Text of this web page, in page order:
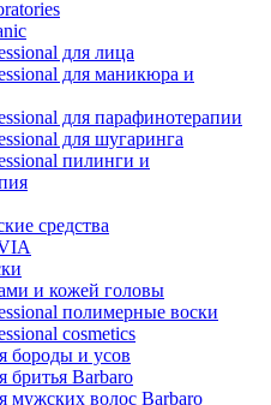
для лица
для маникюра и
для парафинотерапии
для шугаринга
пилинги и
средства
и кожей головы
полимерные воски
cosmetics
бороды и усов
бритья Barbaro
мужских волос Barbaro